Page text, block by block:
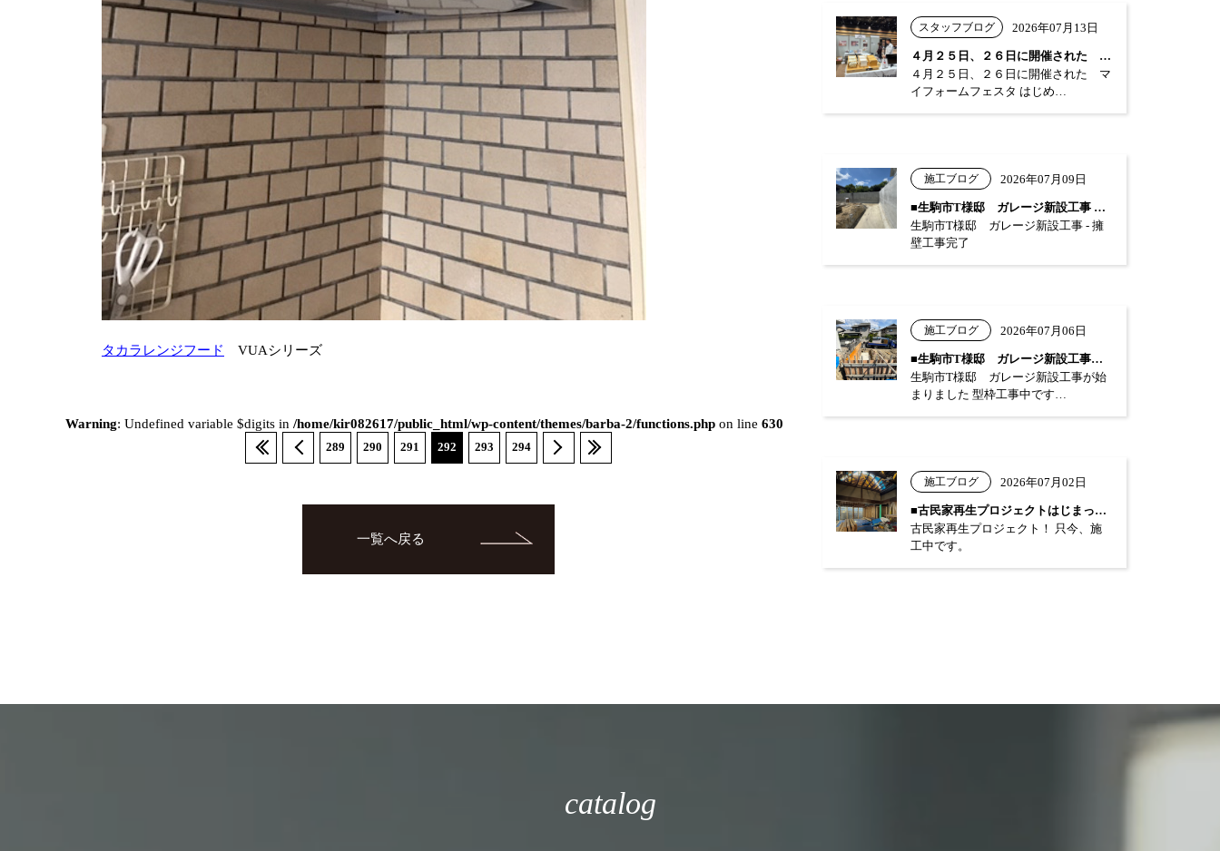
タカラレンジフード VUAシリーズ
Warning: Undefined variable $digits in /home/kir082617/public_html/wp-content/themes/barba-2/functions.php on line 630
289 290 291 292 293 294
一覧へ戻る
スタッフブログ 2026年07月13日
４月２５日、２６日に開催された マイフォ…
４月２５日、２６日に開催された マ
イフォームフェスタ はじめ…
施工ブログ 2026年07月09日
■生駒市T様邸 ガレージ新設工事 …
生駒市T様邸 ガレージ新設工事 - 擁
壁工事完了
施工ブログ 2026年07月06日
■生駒市T様邸 ガレージ新設工事が始まり…
生駒市T様邸 ガレージ新設工事が始
まりました 型枠工事中です…
施工ブログ 2026年07月02日
■古民家再生プロジェクトはじまっています…
古民家再生プロジェクト！ 只今、施
工中です。
catalog